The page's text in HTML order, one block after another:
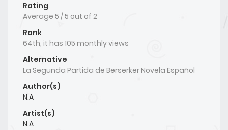
Rating
Average 5 /5 out of 2
Rank
64th, it has 105 monthly views
Alternative
La Segunda Partida de Berserker Novela Español
Author(s)
N.A
Artist(s)
N.A